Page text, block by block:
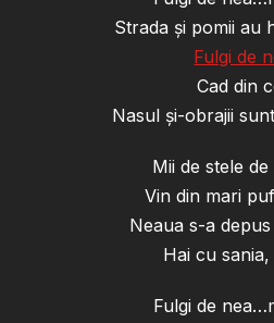
Strada și pomii au
Fulgi de
Cad din
Nasul și-obrajii
Mii de stele de
Vin din mari
Neaua s-a
Hai cu
Fulgi de